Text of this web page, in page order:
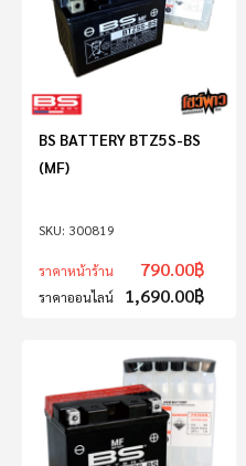
300819
BS BATTERY BTZ5S-BS
(MF)
ราคาหน้าร้าน 790.00฿
ราคาออนไลน์ 1,690.00฿